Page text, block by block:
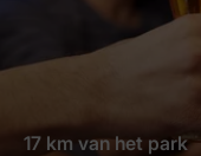
17 km van het park